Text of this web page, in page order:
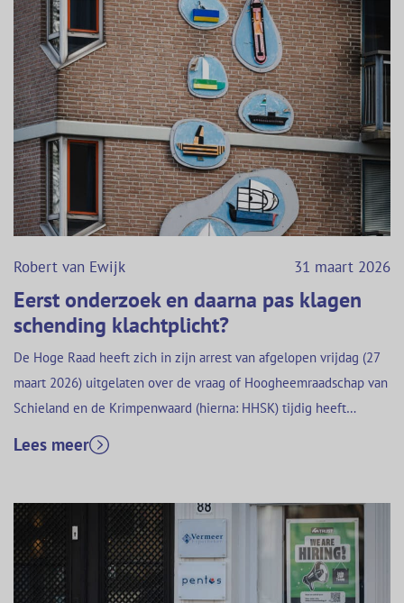
Robert van Ewijk 31 maart 2026
Eerst onderzoek en daarna pas klagen
schending klachtplicht?
De Hoge Raad heeft zich in zijn arrest van afgelopen vrijdag (27
maart 2026) uitgelaten over de vraag of Hoogheemraadschap van
Schieland en de Krimpenwaard (hierna: HHSK) tijdig heeft
geklaagd bij de eiseres tot cassatie (zie ECLI:NL:HR:2026:507).
Het is een belangrijk arrest over de klachtplicht. Schending van
Aannemingsovereenkomst voor…
Lees meer